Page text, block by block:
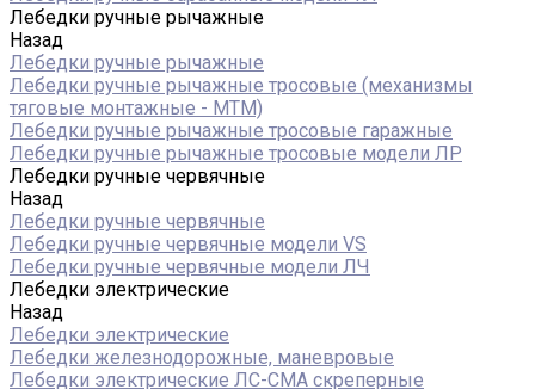
Лебедки ручные рычажные
Назад
Лебедки ручные рычажные
Лебедки ручные рычажные тросовые (механизмы
тяговые монтажные - МТМ)
Лебедки ручные рычажные тросовые гаражные
Лебедки ручные рычажные тросовые модели ЛР
Лебедки ручные червячные
Назад
Лебедки ручные червячные
Лебедки ручные червячные модели VS
Лебедки ручные червячные модели ЛЧ
Лебедки электрические
Назад
Лебедки электрические
Лебедки железнодорожные, маневровые
Лебедки электрические ЛС-СМА скреперные